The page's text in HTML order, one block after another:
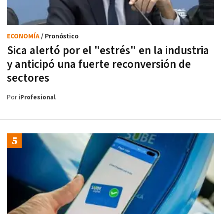
Sica alertó por el "estrés" en la industria
y anticipó una fuerte reconversión de
sectores
ECONOMÍA/ Pronóstico
PoriProfesional